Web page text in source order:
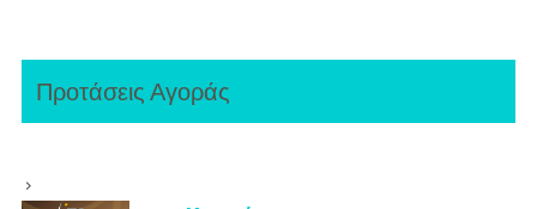
Προτάσεις Αγοράς